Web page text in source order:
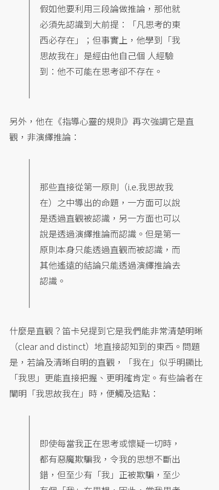
假如他要利用三段論做推論，那他就
必須先認識到大前提：「凡思考的東
西必存在」；但事實上，他學到「我
思故我在」是經由他自己個 人經驗
到：他不可能在思考卻不存在。
另外，他在《指導心靈的規則》再次強調它是直
觀，非演繹推論：
那些直接從第一原則（i.e.我思故我
在）之中導出的命題，一方面可以說
是透過直觀被認識，另一方面也可以
說是透過演繹推論而認識。但是第一
原則本身只能透過直觀而被認識，而
其他遙遠的結論只能透過演繹推論去
認識。
什麼是直觀？笛卡兒提到它是我們能非常清楚明晰
（clear and distinct）地直接認知到的東西。問題
是，若論及清晰自明的直觀，「我在」似乎明顯比
「我思」更能直接把握、更明確肯定。有些論者在
闡明「我思故我在」時，便觸及這點：
即使每當我正在思考或懷疑一切時，
都有惡魔欺騙我，令我的思想不斷出
錯，但至少有「我」正被欺騙，至少